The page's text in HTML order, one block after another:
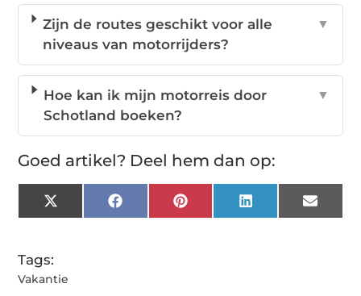
Zijn de routes geschikt voor alle
niveaus van motorrijders?
▼
Hoe kan ik mijn motorreis door
Schotland boeken?
▼
Goed artikel? Deel hem dan op:
X
(Twitter)
FacebookPinterest LinkedIn Email
Tags:
Vakantie